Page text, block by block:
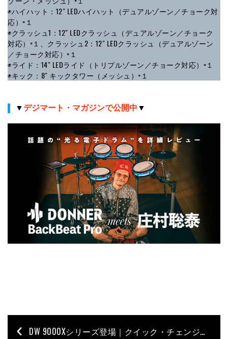
◉ハイハット：12″ LEDハイハット（デュアルゾーン／チョーク対
応）×１
◉クラッシュ1：12″ LEDクラッシュ（デュアルゾーン／チョーク
対応）×１、クラッシュ2：12″ LEDクラッシュ（デュアルゾーン
／チョーク対応）×１
◉ライド：14″ LEDライド（トリプルゾーン／チョーク対応）×１
◉キック：8″ キックタワー（メッシュ）×１
▼デジマート・マガジンで公開中▼
DW 9000Xシリーズ登場｜クイック・チェンジ・ロッド＆新カム機構を搭載した次世代ハードウェア